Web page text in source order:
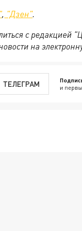
, "Дзен".
с редакцией
на
ТЕЛЕГРАМ и